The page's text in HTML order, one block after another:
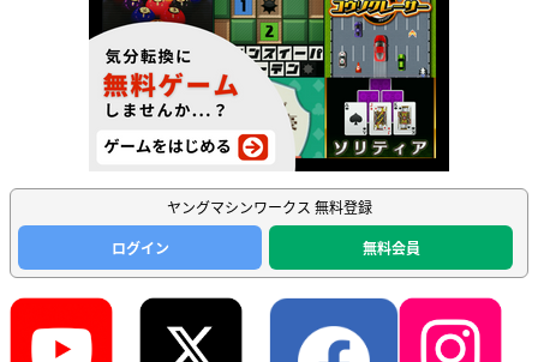
ヤングマシンワークス 無料登録
ログイン
無料会員